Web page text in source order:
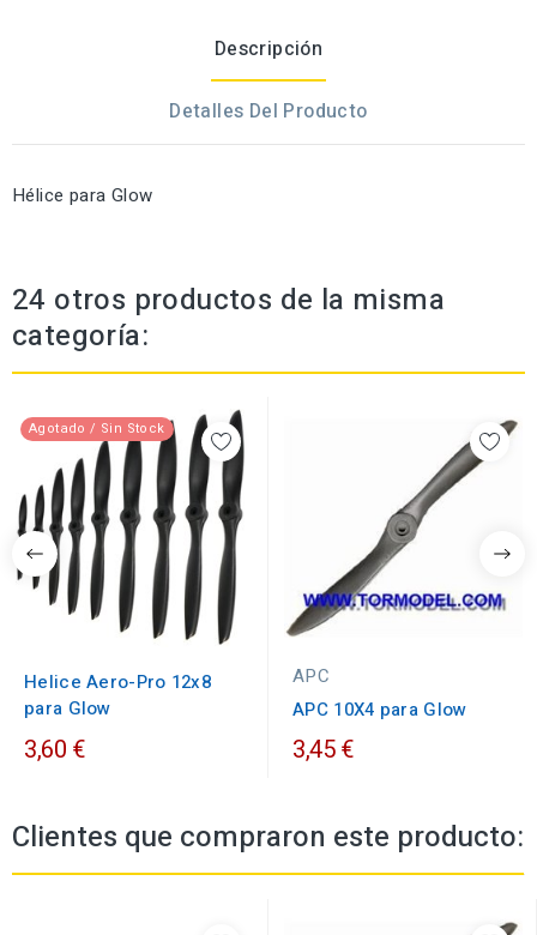
Descripción
Detalles Del Producto
Hélice para Glow
24 otros productos de la misma
categoría:
Agotado / Sin Stock
Helice Aero-Pro 12x8
para Glow
3,60 €
APC
APC 10X4 para Glow
3,45 €
Clientes que compraron este producto: